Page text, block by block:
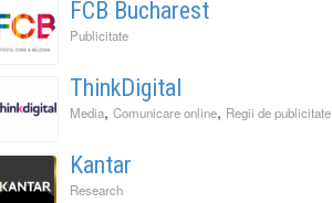
FCB Bucharest
Publicitate
ThinkDigital
Media, Comunicare online, Regii de publicitate
Kantar
Research